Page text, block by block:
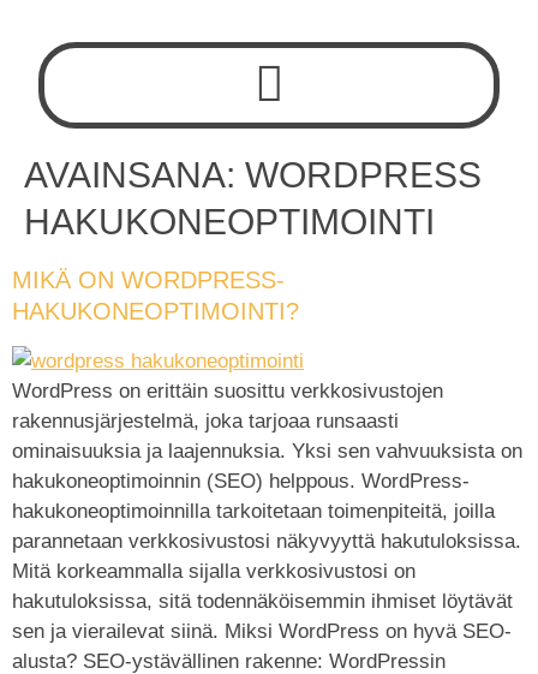
AVAINSANA: WORDPRESS
HAKUKONEOPTIMOINTI
MIKÄ ON WORDPRESS-
HAKUKONEOPTIMOINTI?
WordPress on erittäin suosittu verkkosivustojen
rakennusjärjestelmä, joka tarjoaa runsaasti
ominaisuuksia ja laajennuksia. Yksi sen vahvuuksista on
hakukoneoptimoinnin (SEO) helppous. WordPress-
hakukoneoptimoinnilla tarkoitetaan toimenpiteitä, joilla
parannetaan verkkosivustosi näkyvyyttä hakutuloksissa.
Mitä korkeammalla sijalla verkkosivustosi on
hakutuloksissa, sitä todennäköisemmin ihmiset löytävät
sen ja vierailevat siinä. Miksi WordPress on hyvä SEO-
alusta? SEO-ystävällinen rakenne: WordPressin